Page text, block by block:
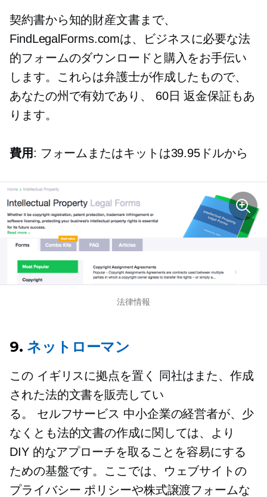
契約書から知的財産文書まで、
FindLegalForms.comは、ビジネスに必要な法
的フォームのダウンロードと購入をお手伝い
します。これらは弁護士が作成したもので、
あなたの州で有効であり、 60日 返金保証もあ
ります。
費用: フォームまたはキットは39.95ドルから
法律情報
9. ネットローマン
この イギリスに拠点を置く
同社はまた、作成
された法的文書を販売してい
る。 セルフサービス 中小企業の経営者が、少
なくとも法的文書の作成に関しては、より
DIY 的なアプローチを取ることを容易にする
ための基盤です。ここでは、ウェブサイトの
プライバシー ポリシーや株式譲渡フォームな